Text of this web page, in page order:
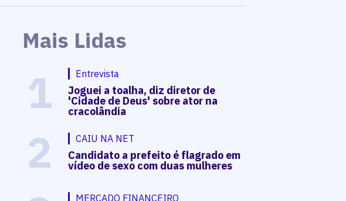
Mais Lidas
1 Entrevista
Joguei a toalha, diz diretor de
'Cidade de Deus' sobre ator na
cracolândia
2 CAIU NA NET
Candidato a prefeito é flagrado em
vídeo de sexo com duas mulheres
MERCADO FINANCEIRO